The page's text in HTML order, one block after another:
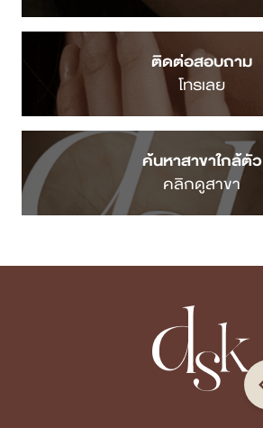
ติดต่อสอบถาม
โทรเลย
ค้นหาสาขาใกล้ตัว
คลิกดูสาขา